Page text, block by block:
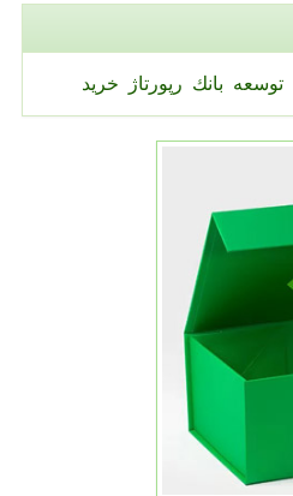
توسعه بانك رپورتاژ خرید